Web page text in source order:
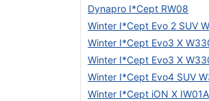
Dynapro I*Cept RW08
Winter I*Cept Evo 2 SUV
Winter I*Cept Evo3 X
Winter I*Cept Evo3 X
Winter I*Cept Evo4 SUV
Winter I*Cept iON X IW01A